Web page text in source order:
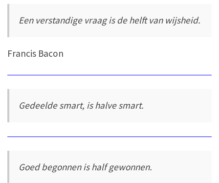
Een verstandige vraag is de helft van wijsheid.
Francis Bacon
Gedeelde smart, is halve smart.
Goed begonnen is half gewonnen.